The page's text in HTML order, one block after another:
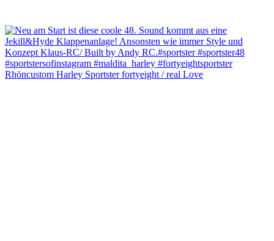
Rhöncustom Harley Sportster fortyeight / real Love